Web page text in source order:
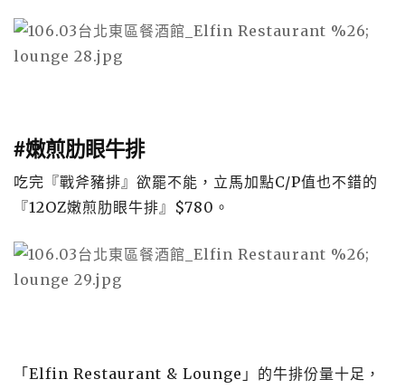
#嫩煎肋眼牛排
吃完『戰斧豬排』欲罷不能，立馬加點C/P值也不錯的
『12OZ嫩煎肋眼牛排』$780。
「Elfin Restaurant & Lounge」的牛排份量十足，